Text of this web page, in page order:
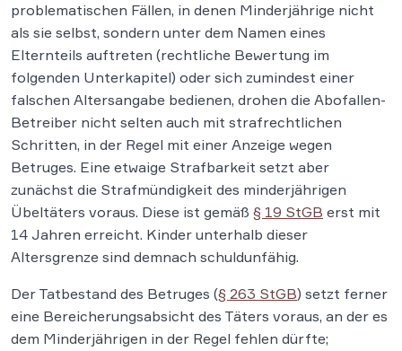
problematischen Fällen, in denen Minderjährige nicht
als sie selbst, sondern unter dem Namen eines
Elternteils auftreten (rechtliche Bewertung im
folgenden Unterkapitel) oder sich zumindest einer
falschen Altersangabe bedienen, drohen die Abofallen-
Betreiber nicht selten auch mit strafrechtlichen
Schritten, in der Regel mit einer Anzeige wegen
Betruges. Eine etwaige Strafbarkeit setzt aber
zunächst die Strafmündigkeit des minderjährigen
Übeltäters voraus. Diese ist gemäß § 19 StGB erst mit
14 Jahren erreicht. Kinder unterhalb dieser
Altersgrenze sind demnach schuldunfähig.
Der Tatbestand des Betruges (§ 263 StGB) setzt ferner
eine Bereicherungsabsicht des Täters voraus, an der es
dem Minderjährigen in der Regel fehlen dürfte;